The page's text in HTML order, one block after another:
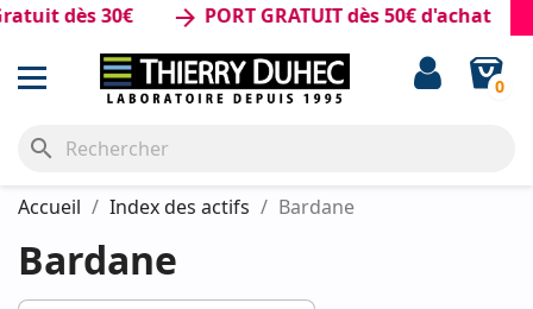
dès 30€ arrow_forwardPORT GRATUIT dès 50€ d'achat
0
search
Accueil Index des actifs Bardane
Bardane